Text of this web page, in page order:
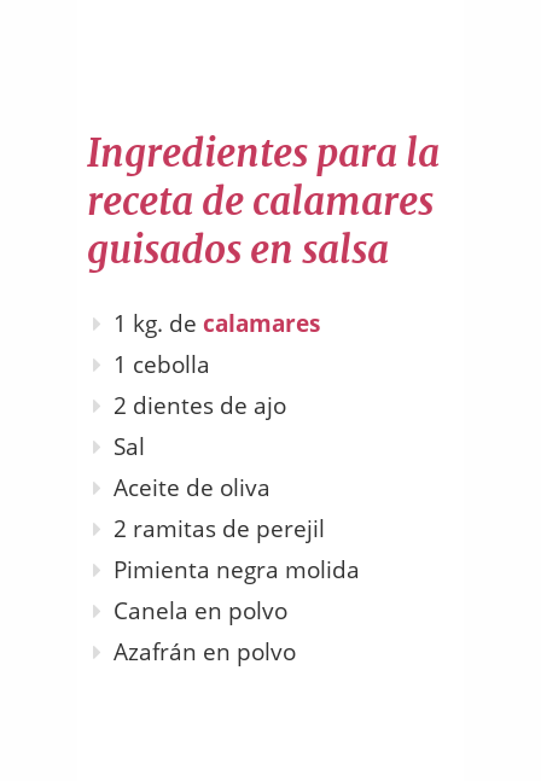
Ingredientes para la
receta de calamares
guisados en salsa
1 kg. de calamares
1 cebolla
2 dientes de ajo
Sal
Aceite de oliva
2 ramitas de perejil
Pimienta negra molida
Canela en polvo
Azafrán en polvo